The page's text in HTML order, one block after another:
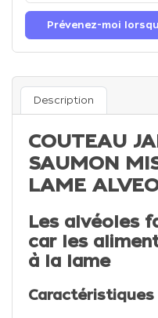
Prévenez-moi
Description
COUTEAU
SAUMON
LAME
Les alvéoles
car les
à la lame